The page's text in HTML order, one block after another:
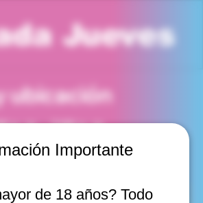
Importante
de 18 años? Todo
Jueves
ubicación
p. m. – 7:00 p. m.
Internacional 2440, Viña del Mar,
jue, 13 ago, 10:00 a. m.